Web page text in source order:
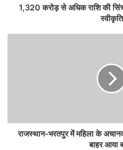
1,320 करोड़ से अधिक राशि की
स्वीकृति
राजस्थान-भरतपुर में महिला के
बाहर आया